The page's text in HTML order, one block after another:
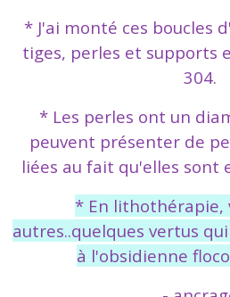
* J'ai monté ces boucles
tiges, perles et supports
304.
* Les perles ont un
peuvent présenter de
liées au fait qu'elles sont
* En lithothérapie,
autres..quelques vertus
à l'obsidienne